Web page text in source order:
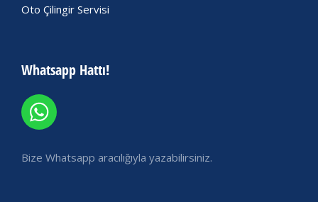
Oto Çilingir Servisi
Whatsapp Hattı!
Bize Whatsapp aracılığıyla yazabilirsiniz.